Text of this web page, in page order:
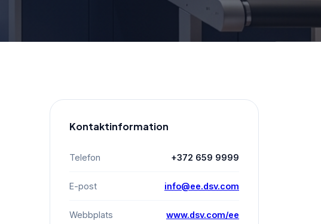
Kontaktinformation
Telefon +372 659 9999
E-post info@ee.dsv.com
Webbplats www.dsv.com/ee